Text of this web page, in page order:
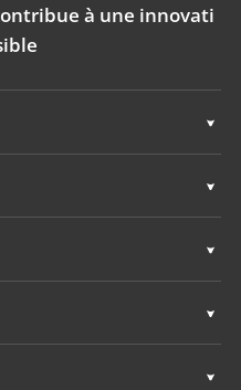
à une innovati